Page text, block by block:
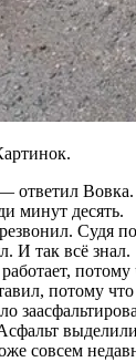
ответил
минут десять.
Судя
И так всё знал.
потому
потому
совсем